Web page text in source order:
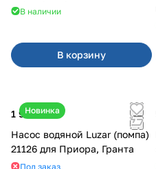
В наличии
В корзину
Новинка
1 990 ₽
Насос водяной Luzar (помпа)
21126 для Приора, Гранта
Под заказ